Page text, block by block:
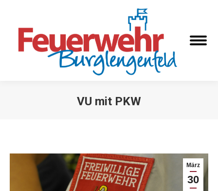
VU mit PKW
März
30